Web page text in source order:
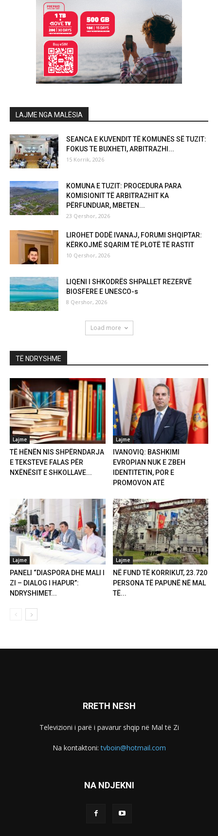
LAJME NGA MALËSIA
SEANCA E KUVENDIT TË KOMUNËS SË TUZIT:
FOKUS TE BUXHETI, ARBITRAZHI...
15 Korrik, 2026
KOMUNA E TUZIT: PROCEDURA PARA
KOMISIONIT TË ARBITRAZHIT KA
PËRFUNDUAR, MBETEN...
23 Qershor, 2026
LIROHET DODË IVANAJ, FORUMI SHQIPTAR:
KËRKOJMË SQARIM TË PLOTË TË RASTIT
10 Qershor, 2026
LIQENI I SHKODRËS SHPALLET REZERVË
BIOSFERE E UNESCO-s
8 Qershor, 2026
Load more
TË NDRYSHME
Lajme
TË HËNËN NIS SHPËRNDARJA
E TEKSTEVE FALAS PËR
NXËNËSIT E SHKOLLAVE...
Lajme
IVANOVIQ: BASHKIMI
EVROPIAN NUK E ZBEH
IDENTITETIN, POR E
PROMOVON ATË
Lajme
PANELI “DIASPORA DHE MALI I
ZI – DIALOG I HAPUR”:
NDRYSHIMET...
Lajme
NË FUND TË KORRIKUT, 23.720
PERSONA TË PAPUNË NË MAL
TË...
RRETH NESH
Televizioni i parë i pavarur shqip në Mal të Zi
Na kontaktoni:tvboin@hotmail.com
NA NDJEKNI